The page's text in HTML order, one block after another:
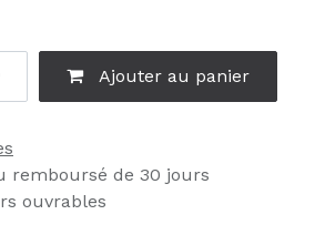
Ajouter au panier
remboursé de 30 jours
ouvrables